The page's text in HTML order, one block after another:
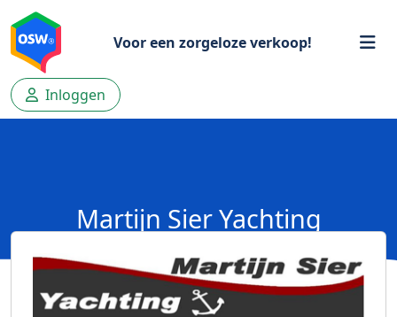
Voor een zorgeloze verkoop!
Inloggen
Martijn Sier Yachting